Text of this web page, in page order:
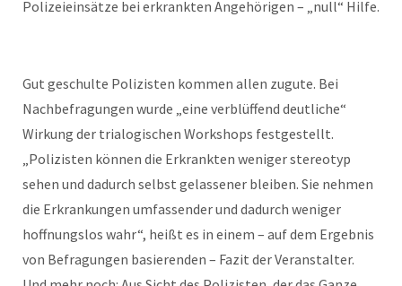
Polizeieinsätze bei erkrankten Angehörigen – „null“ Hilfe.
Gut geschulte Polizisten kommen allen zugute. Bei
Nachbefragungen wurde „eine verblüffend deutliche“
Wirkung der trialogischen Workshops festgestellt.
„Polizisten können die Erkrankten weniger stereotyp
sehen und dadurch selbst gelassener bleiben. Sie nehmen
die Erkrankungen umfassender und dadurch weniger
hoffnungslos wahr“, heißt es in einem – auf dem Ergebnis
von Befragungen basierenden – Fazit der Veranstalter.